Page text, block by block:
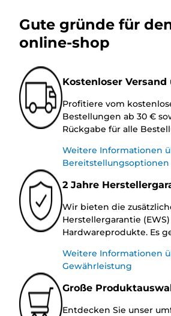
Gute gründe für
online-shop
Kostenloser
Profitiere vom
Bestellungen ab 30 €
Rückgabe für alle
Weitere Informationen
Bereitstellungsoptionen
2 Jahre
Wir bieten die
Herstellergarantie
Hardwareprodukte. Es
Weitere Informationen
Gewährleistung
Große
Entdecken Sie unser